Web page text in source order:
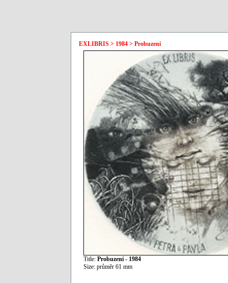
EXLIBRIS > 1984 > Probuzení
Title: Probuzení - 1984
Size: průměr 61 mm